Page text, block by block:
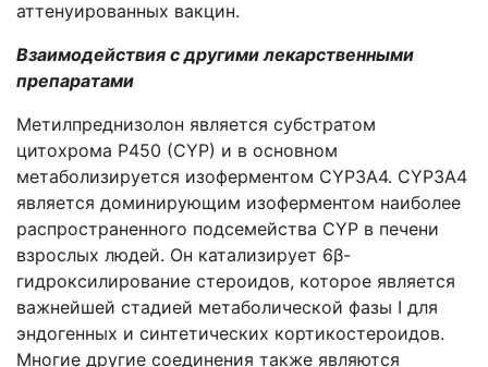
аттенуированных вакцин.
Взаимодействия с другими лекарственными
препаратами
Метилпреднизолон является субстратом
цитохрома P450 (CYP) и в основном
метаболизируется изоферментом CYP3A4. CYP3A4
является доминирующим изоферментом наиболее
распространенного подсемейства CYP в печени
взрослых людей. Он катализирует 6β-
гидроксилирование стероидов, которое является
важнейшей стадией метаболической фазы I для
эндогенных и синтетических кортикостероидов.
Многие другие соединения также являются